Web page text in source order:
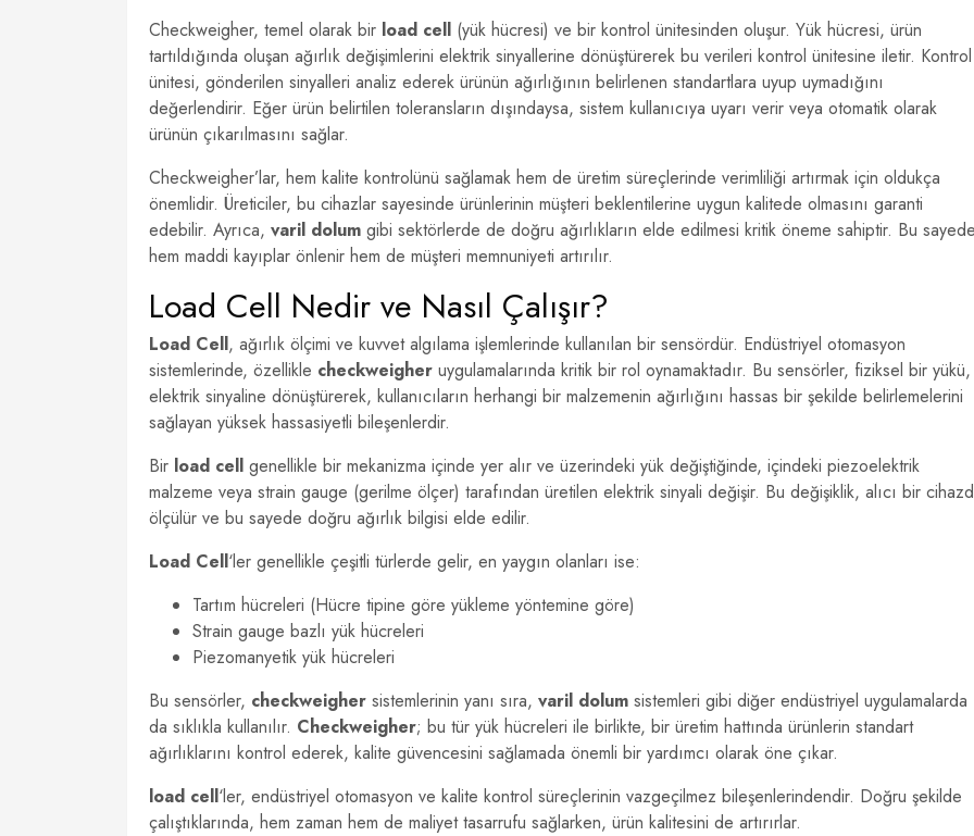
Checkweigher, temel olarak bir load cell (yük hücresi) ve bir kontrol ünitesinden oluşur. Yük hücresi, ürün
tartıldığında oluşan ağırlık değişimlerini elektrik sinyallerine dönüştürerek bu verileri kontrol ünitesine iletir. Kontrol
ünitesi, gönderilen sinyalleri analiz ederek ürünün ağırlığının belirlenen standartlara uyup uymadığını
değerlendirir. Eğer ürün belirtilen toleransların dışındaysa, sistem kullanıcıya uyarı verir veya otomatik olarak
ürünün çıkarılmasını sağlar.
Checkweigher’lar, hem kalite kontrolünü sağlamak hem de üretim süreçlerinde verimliliği artırmak için oldukça
önemlidir. Üreticiler, bu cihazlar sayesinde ürünlerinin müşteri beklentilerine uygun kalitede olmasını garanti
edebilir. Ayrıca, varil dolum gibi sektörlerde de doğru ağırlıkların elde edilmesi kritik öneme sahiptir. Bu
hem maddi kayıplar önlenir hem de müşteri memnuniyeti artırılır.
Load Cell Nedir ve Nasıl Çalışır?
Load Cell, ağırlık ölçimi ve kuvvet algılama işlemlerinde kullanılan bir sensördür. Endüstriyel otomasyon
sistemlerinde, özellikle checkweigher uygulamalarında kritik bir rol oynamaktadır. Bu sensörler, fiziksel bir yükü,
elektrik sinyaline dönüştürerek, kullanıcıların herhangi bir malzemenin ağırlığını hassas bir şekilde belirlemelerini
sağlayan yüksek hassasiyetli bileşenlerdir.
Bir load cell genellikle bir mekanizma içinde yer alır ve üzerindeki yük değiştiğinde, içindeki piezoelektrik
malzeme veya strain gauge (gerilme ölçer) tarafından üretilen elektrik sinyali değişir. Bu değişiklik, alıcı bir
ölçülür ve bu sayede doğru ağırlık bilgisi elde edilir.
Load Cell‘ler genellikle çeşitli türlerde gelir, en yaygın olanları ise:
Tartım hücreleri (Hücre tipine göre yükleme yöntemine göre)
Strain gauge bazlı yük hücreleri
Piezomanyetik yük hücreleri
Bu sensörler, checkweigher sistemlerinin yanı sıra, varil dolum sistemleri gibi diğer endüstriyel uygulamalarda
da sıklıkla kullanılır. Checkweigher; bu tür yük hücreleri ile birlikte, bir üretim hattında ürünlerin standart
ağırlıklarını kontrol ederek, kalite güvencesini sağlamada önemli bir yardımcı olarak öne çıkar.
load cell‘ler, endüstriyel otomasyon ve kalite kontrol süreçlerinin vazgeçilmez bileşenlerindendir. Doğru şekilde
çalıştıklarında, hem zaman hem de maliyet tasarrufu sağlarken, ürün kalitesini de artırırlar.